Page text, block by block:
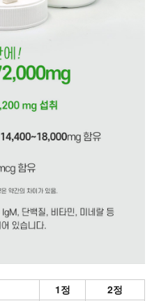
1정
2정